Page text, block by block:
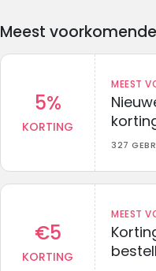
Meest
5%
KORTING
MEEST
327
€5
KORTING
MEEST